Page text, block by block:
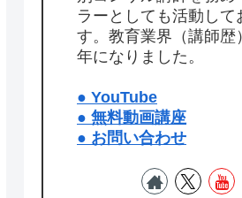
ラーとしても活動して
す。教育業界（講師歴
年になりました。
● YouTube
● 無料動画講座
● お問い合わせ